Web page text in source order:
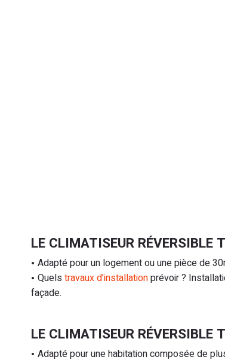
LE CLIMATISEUR RÉVERSIBLE
Adapté pour un logement ou une pièce de
Quels travaux d’installationprévoir ?
façade.
LE CLIMATISEUR RÉVERSIBLE
Adapté pour une habitation composée de